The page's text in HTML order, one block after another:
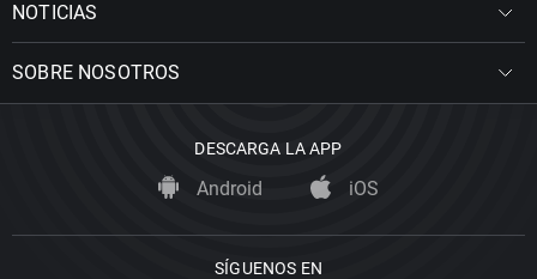
NOTICIAS
SOBRE NOSOTROS
DESCARGA LA APP
Android iOS
SÍGUENOS EN